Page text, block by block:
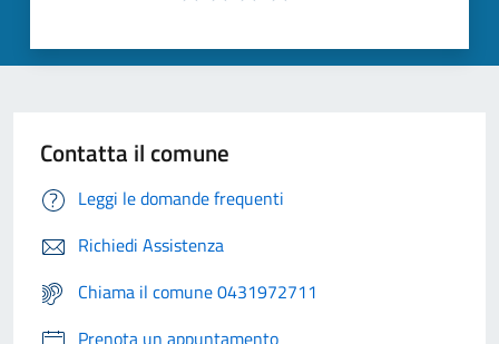
Contatta il comune
Leggi le domande frequenti
Richiedi Assistenza
Chiama il comune 0431972711